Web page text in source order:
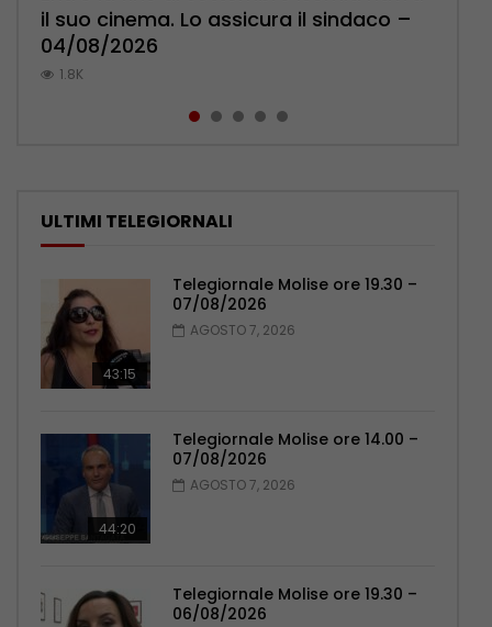
il suo cinema. Lo assicura il sindaco –
04/08/2026
1.8K
l’ambulatorio per curare l’osteoporosi
– 06/08/2026
1.1K
cittadini: ‘Abbiamo paura per i ragazzi’
– 07/08/2026
1.1K
Pensionati: più relazioni e servizi di
prossimità – 04/08/2026
1.1K
Polizia: impegno nel rafforzare organici
– 05/08/2026
1K
ULTIMI TELEGIORNALI
43:15
Telegiornale Molise ore 19.30 –
07/08/2026
AGOSTO 7, 2026
44:20
Telegiornale Molise ore 14.00 –
07/08/2026
AGOSTO 7, 2026
Telegiornale Molise ore 19.30 –
06/08/2026